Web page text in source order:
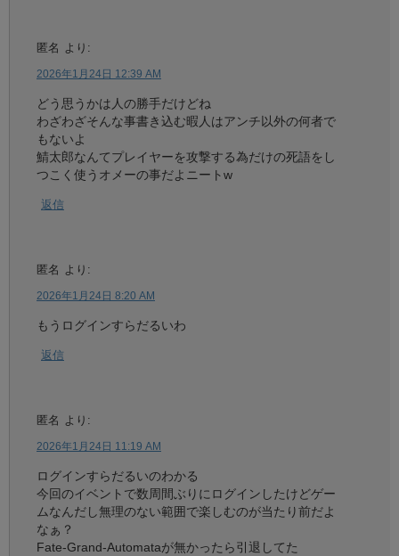
匿名 より:
2026年1月24日 12:39 AM
どう思うかは人の勝手だけどね
わざわざそんな事書き込む暇人はアンチ以外の何者で
もないよ
鯖太郎なんてプレイヤーを攻撃する為だけの死語をし
つこく使うオメーの事だよニートw
返信
匿名 より:
2026年1月24日 8:20 AM
もうログインすらだるいわ
返信
匿名 より:
2026年1月24日 11:19 AM
ログインすらだるいのわかる
今回のイベントで数周間ぶりにログインしたけどゲー
ムなんだし無理のない範囲で楽しむのが当たり前だよ
なぁ？
Fate-Grand-Automataが無かったら引退してた